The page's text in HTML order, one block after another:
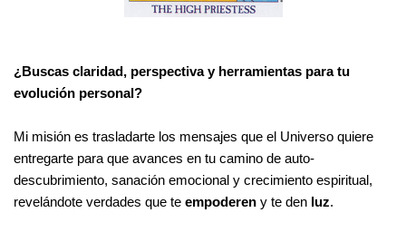
¿Buscas claridad, perspectiva y herramientas para tu
evolución personal?
Mi misión es trasladarte los mensajes que el Universo quiere
entregarte para que avances en tu camino de auto-
descubrimiento, sanación emocional y crecimiento espiritual,
revelándote verdades que te empoderen y te den luz.